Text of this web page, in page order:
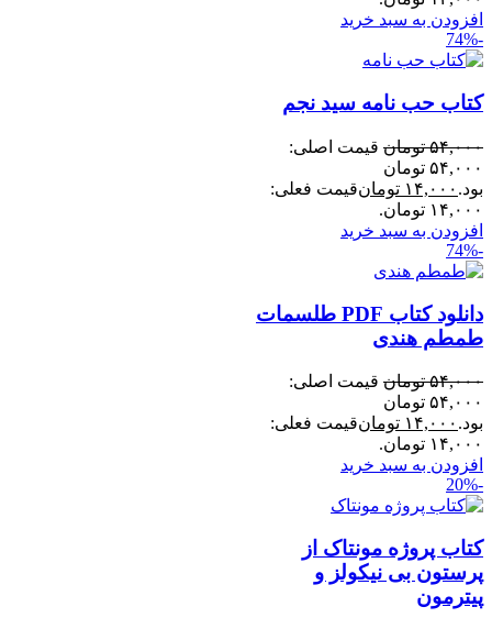
افزودن به سبد خرید
-74%
کتاب حب نامه سید نجم
۵۴,۰۰۰ تومان قیمت اصلی:
۵۴,۰۰۰ تومان
بود. ۱۴,۰۰۰ تومانقیمت فعلی:
۱۴,۰۰۰ تومان.
افزودن به سبد خرید
-74%
دانلود کتاب PDF طلسمات
طمطم هندی
۵۴,۰۰۰ تومان قیمت اصلی:
۵۴,۰۰۰ تومان
بود. ۱۴,۰۰۰ تومانقیمت فعلی:
۱۴,۰۰۰ تومان.
افزودن به سبد خرید
-20%
کتاب پروژه مونتاک از
پرستون بی نیکولز و
پیترمون